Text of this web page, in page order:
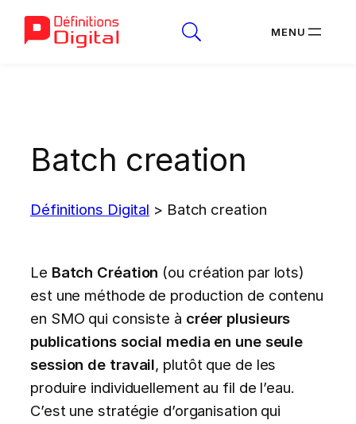
Batch creation
Définitions Digital > Batch creation
Le Batch Création (ou création par lots)
est une méthode de production de contenu
en SMO qui consiste à créer plusieurs
publications social media en une seule
session de travail, plutôt que de les
produire individuellement au fil de l’eau.
C’est une stratégie d’organisation qui